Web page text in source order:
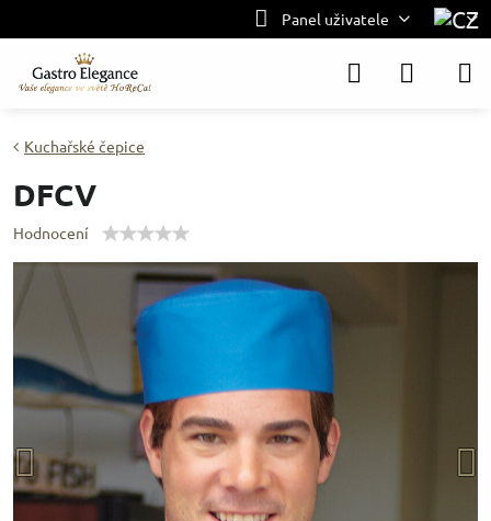
Panel uživatele
Kuchařské čepice
DFCV
Hodnocení